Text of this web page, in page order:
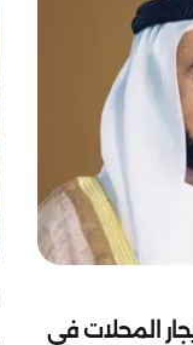
المحلات في